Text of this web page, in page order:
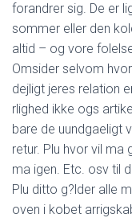
forandrer sig. De er
sommer eller den
altid – og vore
Omsider selvom
dejligt jeres relation
rlighed ikke ogs
bare de uundgaeligt
retur. Plu hvor vil ma
ma igen. Etc. osv til
Plu ditto g?lder alle
oven i kobet